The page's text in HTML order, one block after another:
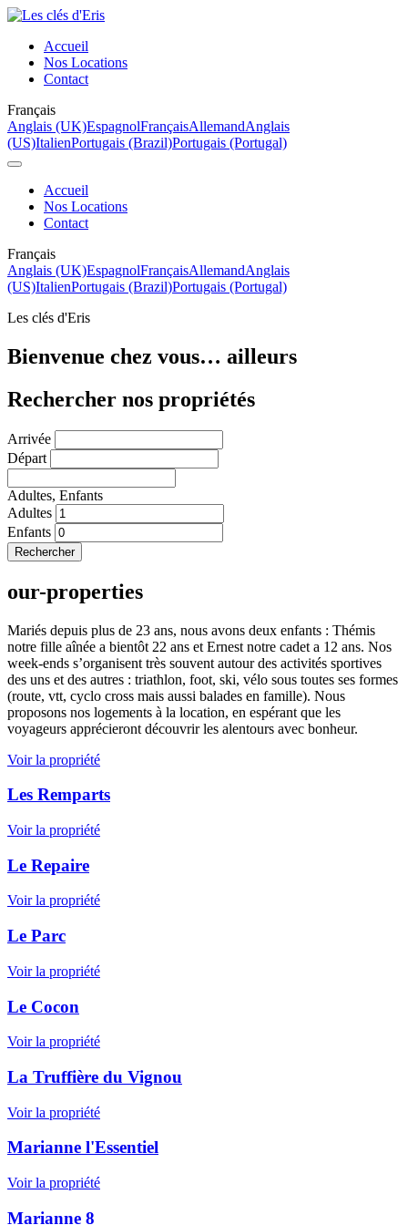
Accueil
Nos Locations
Contact
Français
Anglais (UK)EspagnolFrançaisAllemandAnglais
(US)ItalienPortugais (Brazil)Portugais (Portugal)
Accueil
Nos Locations
Contact
Français
Anglais (UK)EspagnolFrançaisAllemandAnglais
(US)ItalienPortugais (Brazil)Portugais (Portugal)
Les clés d'Eris
Bienvenue chez vous… ailleurs
Rechercher nos propriétés
Arrivée
Départ
Adultes, Enfants
Adultes
Enfants
Rechercher
our-properties
Mariés depuis plus de 23 ans, nous avons deux enfants : Thémis
notre fille aînée a bientôt 22 ans et Ernest notre cadet a 12 ans. Nos
week-ends s’organisent très souvent autour des activités sportives
des uns et des autres : triathlon, foot, ski, vélo sous toutes ses formes
(route, vtt, cyclo cross mais aussi balades en famille). Nous
proposons nos logements à la location, en espérant que les
voyageurs apprécieront découvrir les alentours avec bonheur.
Voir la propriété
Les Remparts
Voir la propriété
Le Repaire
Voir la propriété
Le Parc
Voir la propriété
Le Cocon
Voir la propriété
La Truffière du Vignou
Voir la propriété
Marianne l'Essentiel
Voir la propriété
Marianne 8